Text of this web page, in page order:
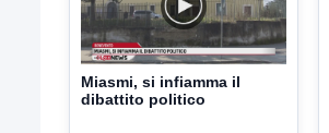
Miasmi, si infiamma il
dibattito politico